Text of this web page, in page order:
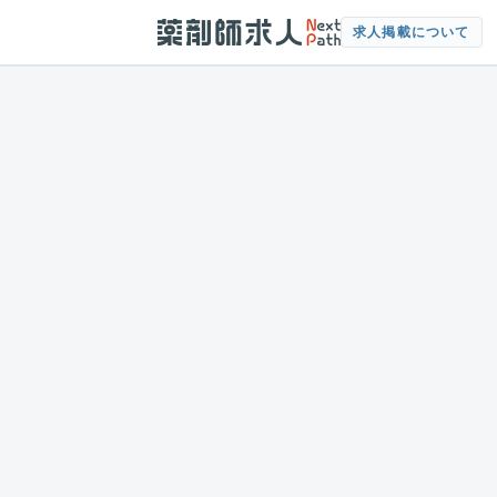
求人掲載について